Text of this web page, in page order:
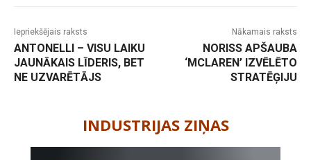
Iepriekšējais raksts
ANTONELLI – VISU LAIKU
JAUNĀKAIS LĪDERIS, BET
NE UZVARĒTĀJS
Nākamais raksts
NORISS APŠAUBA
‘MCLAREN’ IZVĒLĒTO
STRATĒĢIJU
INDUSTRIJAS ZIŅAS